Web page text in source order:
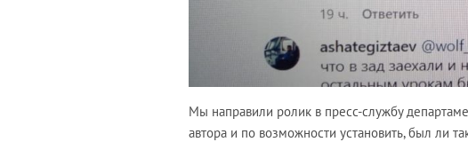
Мы направили ролик в пресс-службу
автора и по возможности установить, был ли